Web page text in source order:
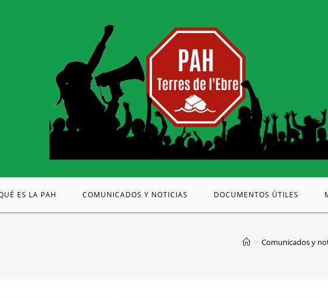
ES LA PAH COMUNICADOS Y NOTICIAS DOCUMENTOS ÚTILES
> Comunicados y